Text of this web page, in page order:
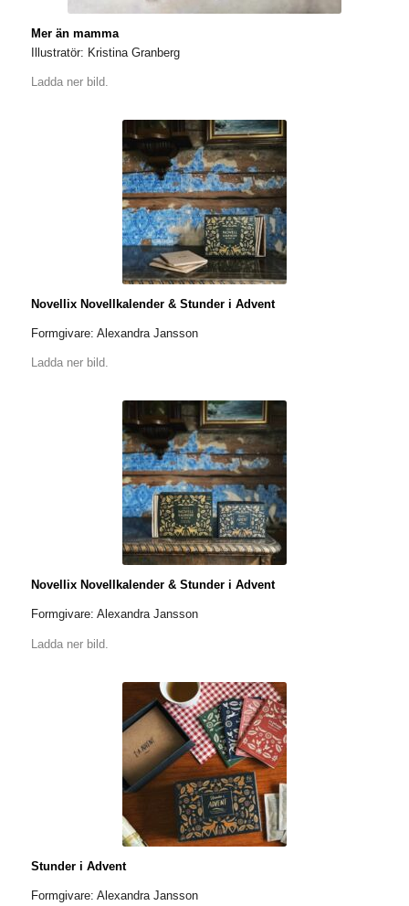
Mer än mamma
Illustratör: Kristina Granberg
Ladda ner bild.
Novellix Novellkalender & Stunder i Advent
Formgivare: Alexandra Jansson
Ladda ner bild.
Novellix Novellkalender & Stunder i Advent
Formgivare: Alexandra Jansson
Ladda ner bild.
Stunder i Advent
Formgivare: Alexandra Jansson